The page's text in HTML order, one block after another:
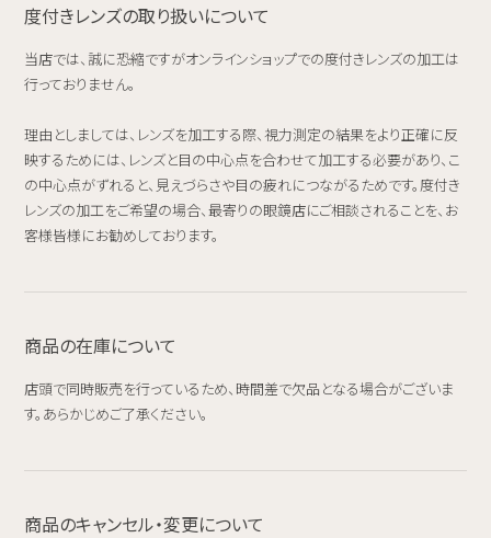
度付きレンズの取り扱いについて
当店では、誠に恐縮ですがオンラインショップでの度付きレンズの加工は
行っておりません。
理由としましては、レンズを加工する際、視力測定の結果をより正確に反
映するためには、レンズと目の中心点を合わせて加工する必要があり、こ
の中心点がずれると、見えづらさや目の疲れにつながるためです。度付き
レンズの加工をご希望の場合、最寄りの眼鏡店にご相談されることを、お
客様皆様にお勧めしております。
商品の在庫について
店頭で同時販売を行っているため、時間差で欠品となる場合がございま
す。あらかじめご了承ください。
商品のキャンセル・変更について